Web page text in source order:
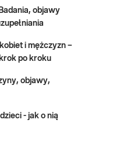
fragmenty -
Badanie polega
kodującej genu
celowane,
u osób z
Alzheimera
objawy
i mężczyzn –
po kroku
objawy,
- jak o nią